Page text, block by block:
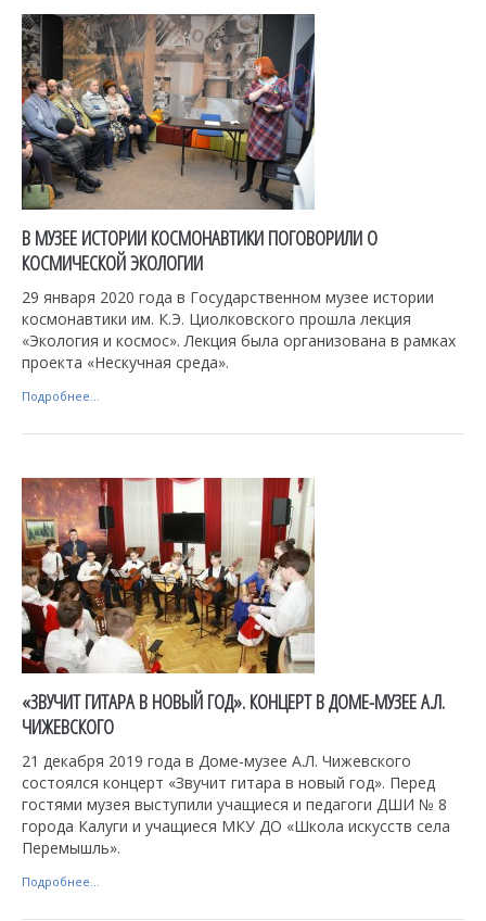
В МУЗЕЕ ИСТОРИИ КОСМОНАВТИКИ ПОГОВОРИЛИ О
КОСМИЧЕСКОЙ ЭКОЛОГИИ
29 января 2020 года в Государственном музее истории
космонавтики им. К.Э. Циолковского прошла лекция
«Экология и космос». Лекция была организована в рамках
проекта «Нескучная среда».
Подробнее...
«ЗВУЧИТ ГИТАРА В НОВЫЙ ГОД». КОНЦЕРТ В ДОМЕ-МУЗЕЕ А.Л.
ЧИЖЕВСКОГО
21 декабря 2019 года в Доме-музее А.Л. Чижевского
состоялся концерт «Звучит гитара в новый год». Перед
гостями музея выступили учащиеся и педагоги ДШИ № 8
города Калуги и учащиеся МКУ ДО «Школа искусств села
Перемышль».
Подробнее...